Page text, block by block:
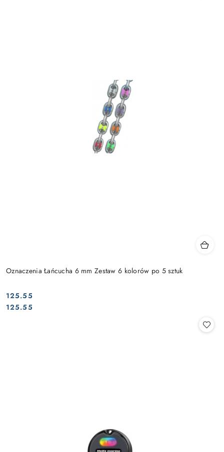
Oznaczenia Łańcucha 6 mm Zestaw 6 kolorów po 5 sztuk
Cena:
125.55
Cena:
125.55